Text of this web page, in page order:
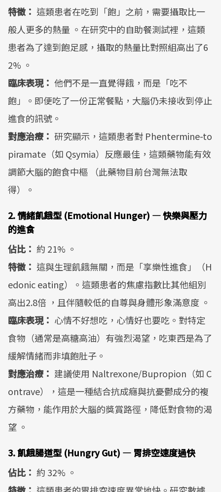
特徵： 這類患者在吃到「飽」之前，需要攝取比一
般人更多的熱量 。在研究中的自助餐測試裡，這類
患者為了達到飽足感，攝取的熱量比對照組高出了6
2% 。
臨床表現： 他們不是一直覺得餓，而是「吃不
飽」。即便吃了一份正常餐點，大腦仍未接收到停止
進食的訊號。
對應治療： 研究顯示，這類患者對 Phentermine-to
piramate（如 Qsymia）反應最佳，這類藥物能有效
調節大腦的飽食中樞 （此藥物目前台灣無法取
得）。
2. 情緒飢餓型 (Emotional Hunger) — 快樂與壓力
的進食
佔比： 約 21% 。
特徵： 這與生理飢餓無關，而是「享樂性進食」（H
edonic eating）。這類患者的焦慮指數比其他組別
高出2.8倍 ，且伴隨較低的自尊與身體形象滿意度 。
臨床表現： 心情不好想吃，心情好也要吃。對特定
食物（通常是高糖高油）有強烈渴望，吃東西是為了
緩解情緒而非填飽肚子。
對應治療： 建議使用 Naltrexone/Bupropion（如 C
ontrave），這是一種結合抗成癮與抗憂鬱成分的複
方藥物，能作用於大腦的獎賞路徑，降低對食物的渴
望 。
3. 飢餓腸道型 (Hungry Gut) — 胃排空速度過快
佔比： 約 32% 。